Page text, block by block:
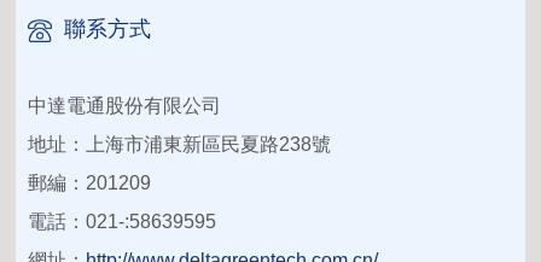
聯系方式
中達電通股份有限公司
地址：上海市浦東新區民夏路238號
郵編：201209
電話：021-:58639595